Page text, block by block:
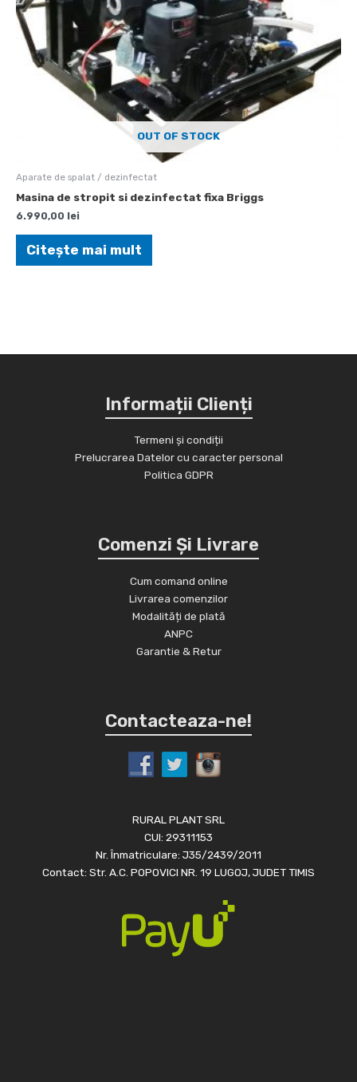
OUT OF STOCK
Aparate de spalat / dezinfectat
Masina de stropit si dezinfectat fixa Briggs
6.990,00 lei
Citește mai mult
Informații Clienți
Termeni și condiții
Prelucrarea Datelor cu caracter personal
Politica GDPR
Comenzi Și Livrare
Cum comand online
Livrarea comenzilor
Modalități de plată
ANPC
Garantie & Retur
Contacteaza-ne!
RURAL PLANT SRL
CUI: 29311153
Nr. Înmatriculare: J35/2439/2011
Contact: Str. A.C. POPOVICI NR. 19 LUGOJ, JUDET TIMIS